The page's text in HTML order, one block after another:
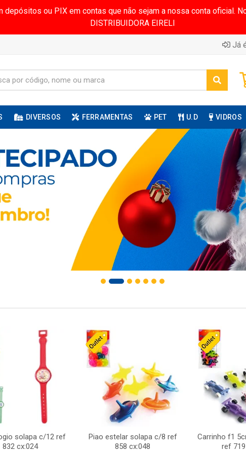
depósitos ou PIX em contas que não sejam a nossa conta oficial.
DISTRIBUIDORA EIRELI
Já
DIVERSOS FERRAMENTAS PET U.D VIDROS
solapa c/12 ref
832 cx:024
Piao estelar solapa c/8 ref
858 cx:048
Carrinho f1
ref